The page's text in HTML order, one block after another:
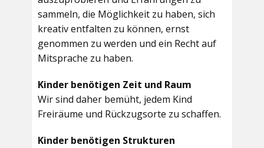
sammeln, die Möglichkeit zu haben, sich
kreativ entfalten zu können, ernst
genommen zu werden und ein Recht auf
Mitsprache zu haben.
Kinder benötigen Zeit und Raum
Wir sind daher bemüht, jedem Kind
Freiräume und Rückzugsorte zu schaffen.
Kinder benötigen Strukturen